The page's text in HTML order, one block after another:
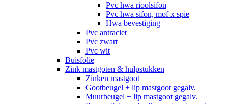
Pvc hwa rioolsifon
Pvc hwa sifon, mof x spie
Hwa bevestiging
Pvc antraciet
Pvc zwart
Pvc wit
Buisfolie
Zink mastgoten & hulpstukken
Zinken mastgoot
Gootbeugel + lip mastgoot gegalv.
Muurbeugel + lip mastgoot gegalv.